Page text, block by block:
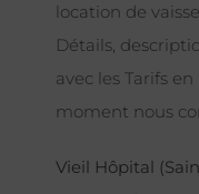
location de
Détails,
avec les Tarifs
moment nous
Vieil Hôpital